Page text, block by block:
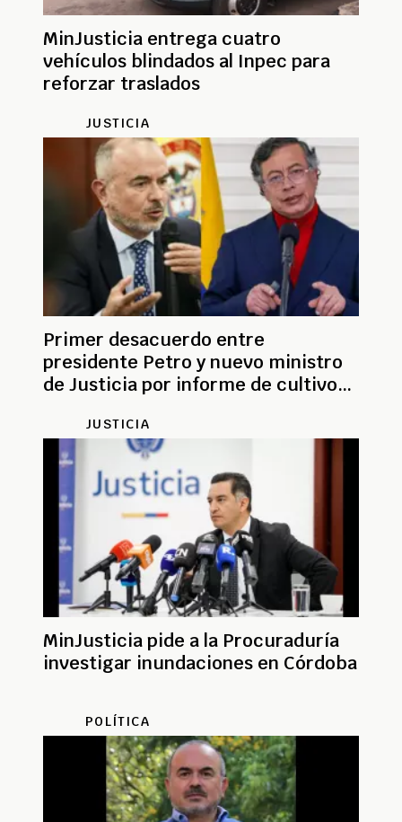
MinJusticia entrega cuatro
vehículos blindados al Inpec para
reforzar traslados
JUSTICIA
Primer desacuerdo entre
presidente Petro y nuevo ministro
de Justicia por informe de cultivos
JUSTICIA
MinJusticia pide a la Procuraduría
investigar inundaciones en Córdoba
POLÍTICA